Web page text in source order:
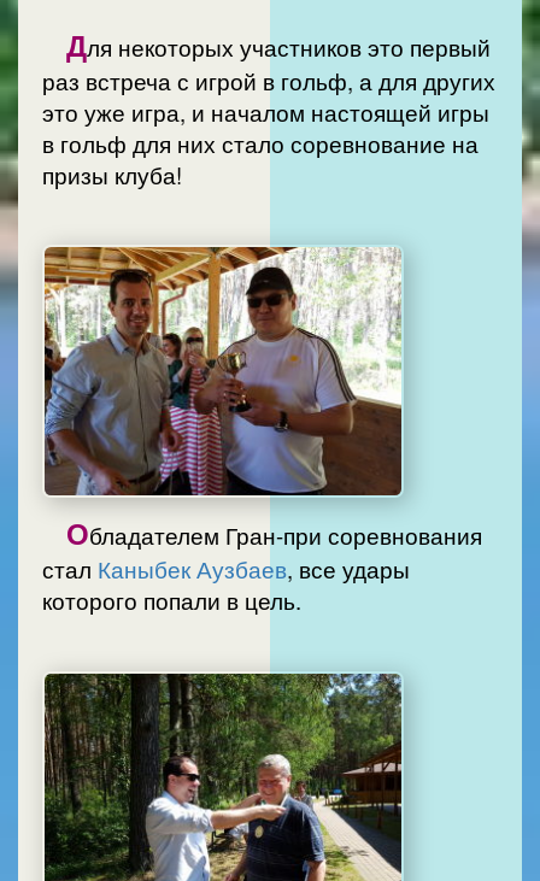
Для некоторых участников это первый
раз встреча с игрой в гольф, а для других
это уже игра, и началом настоящей игры
в гольф для них стало соревнование на
призы клуба!
Обладателем Гран-при соревнования
стал Каныбек Аузбаев, все удары
которого попали в цель.